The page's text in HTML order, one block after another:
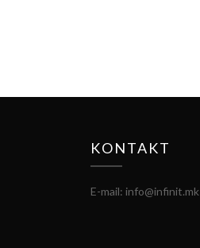
KONTAKT
E-mail: info@infinit.mk